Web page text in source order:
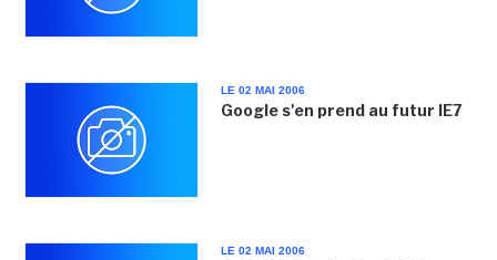
LE 02 MAI 2006
Google s'en prend au futur IE7
LE 02 MAI 2006